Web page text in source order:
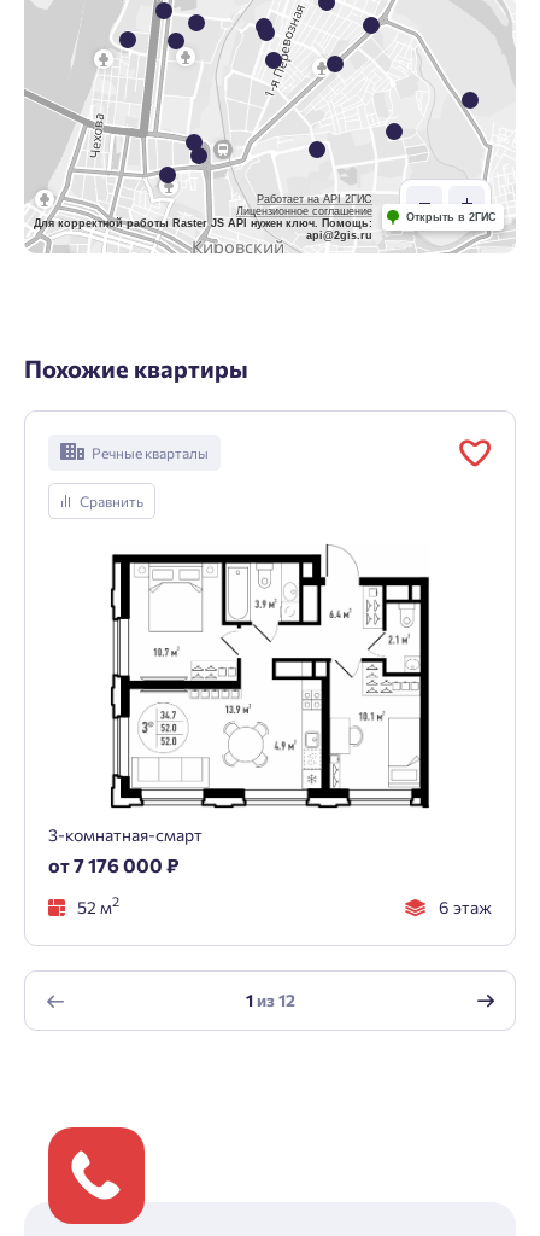
Работает на API 2ГИС
Лицензионное соглашение
Для корректной работы Raster JS API нужен ключ. Помощь:
api@2gis.ru
Открыть в 2ГИС
Похожие квартиры
Речные кварталы
Сравнить
3-комнатная-смарт
от 7 176 000 ₽
52 м2 6 этаж
1из12